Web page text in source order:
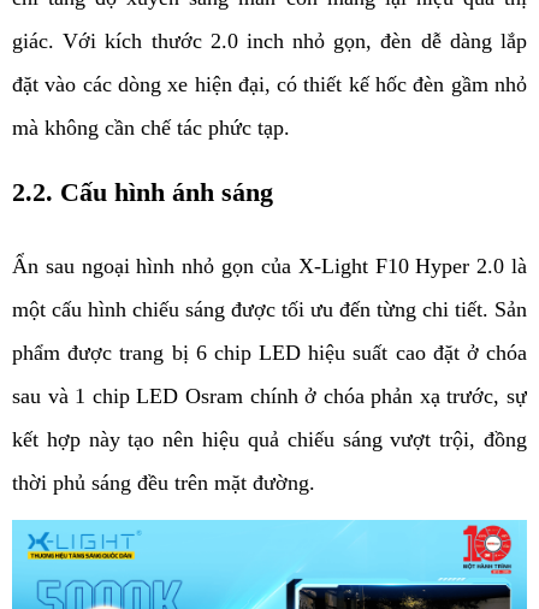
giác. Với kích thước 2.0 inch nhỏ gọn, đèn dễ dàng lắp
đặt vào các dòng xe hiện đại, có thiết kế hốc đèn gầm nhỏ
mà không cần chế tác phức tạp.
2.2. Cấu hình ánh sáng
Ẩn sau ngoại hình nhỏ gọn của X-Light F10 Hyper 2.0 là
một cấu hình chiếu sáng được tối ưu đến từng chi tiết. Sản
phẩm được trang bị 6 chip LED hiệu suất cao đặt ở chóa
sau và 1 chip LED Osram chính ở chóa phản xạ trước, sự
kết hợp này tạo nên hiệu quả chiếu sáng vượt trội, đồng
thời phủ sáng đều trên mặt đường.